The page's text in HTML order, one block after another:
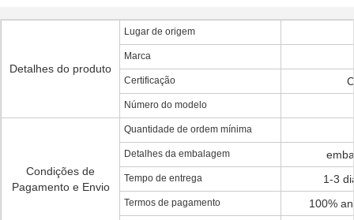
Detalhes do produto
Lugar de origem
Marca
Certificação
Número do modelo
Condições de
Pagamento e Envio
Quantidade de ordem mínima
Detalhes da embalagem
Tempo de entrega 1-3
Termos de pagamento 100%